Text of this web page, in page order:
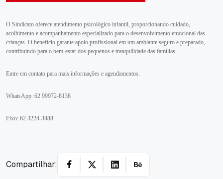
O Sindicato oferece atendimento psicológico infantil, proporcionando cuidado,
acolhimento e acompanhamento especializado para o desenvolvimento emocional das
crianças. O benefício garante apoio profissional em um ambiante seguro e preparado,
contribuindo para o bem-estar dos pequenos e tranquilidade das famílias.
Entre em contato para mais informações e agendamentos:
WhatsApp: 62 99972-8138
Fixo: 62 3224-3488
Compartilhar: